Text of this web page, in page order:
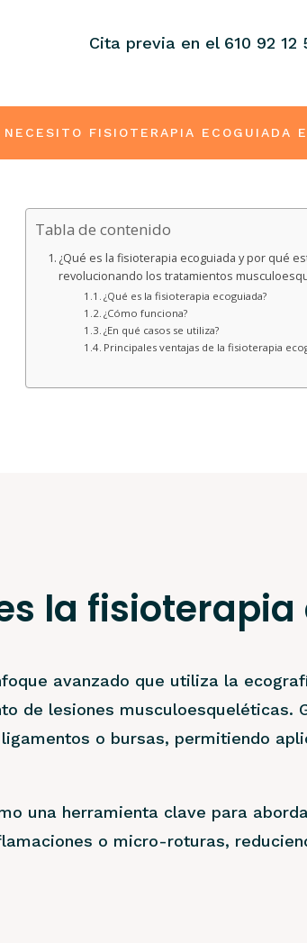
Cita previa en el 610 92 12
NECESITO FISIOTERAPIA ECOGUIADA
Tabla de contenido
¿Qué es la fisioterapia ecoguiada y por qué
revolucionando los tratamientos
¿Qué es la fisioterapia ecoguiada?
¿Cómo funciona?
¿En qué casos se utiliza?
Principales ventajas de la fisioterapia
la
avanzado que utiliza la
de lesiones musculoesqueléticas.
o bursas, permitiendo
una herramienta clave para
o micro-roturas,